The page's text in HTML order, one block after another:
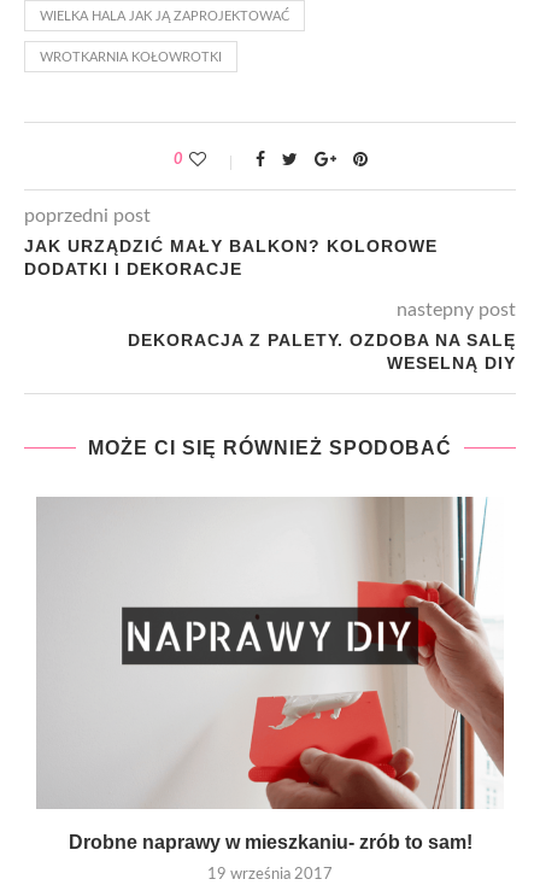
WIELKA HALA JAK JĄ ZAPROJEKTOWAĆ
WROTKARNIA KOŁOWROTKI
0
poprzedni post
JAK URZĄDZIĆ MAŁY BALKON? KOLOROWE
DODATKI I DEKORACJE
nastepny post
DEKORACJA Z PALETY. OZDOBA NA SALĘ
WESELNĄ DIY
MOŻE CI SIĘ RÓWNIEŻ SPODOBAĆ
Drobne naprawy w mieszkaniu- zrób to sam!
19 września 2017